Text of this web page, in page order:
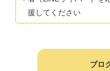
援してください
ブロ